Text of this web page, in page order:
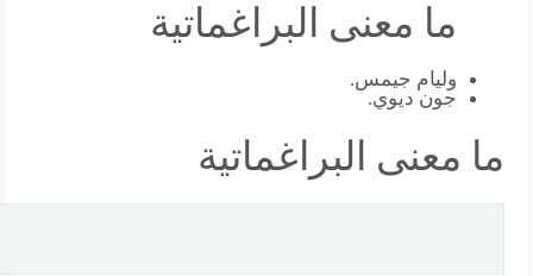
ما معنى البراغماتية
وليام جيمس.
جون ديوي.
ما معنى البراغماتية